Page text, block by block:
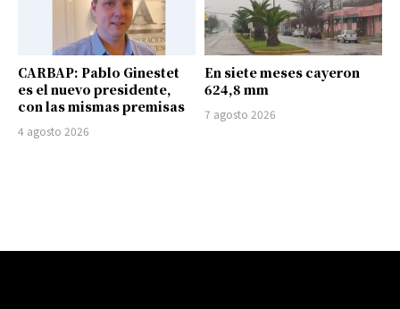
CARBAP: Pablo Ginestet
es el nuevo presidente,
con las mismas premisas
4 agosto 2026
En siete meses cayeron
624,8 mm
7 agosto 2026